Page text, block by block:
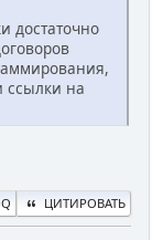
достаточно
ссылки на
ЦИТИРОВАТЬ